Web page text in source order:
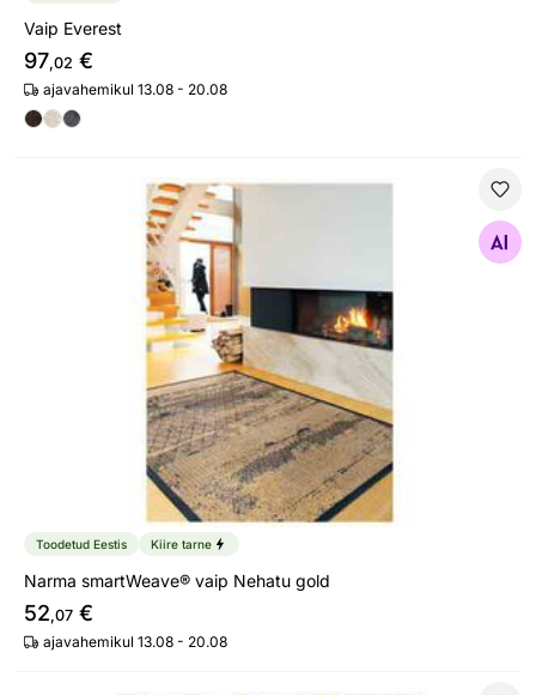
Vaip Everest
97,02 €
ajavahemikul 13.08 - 20.08
Narma smartWeave® vaip Nehatu gold
Toodetud Eestis Kiire tarne
Narma smartWeave® vaip Nehatu gold
52,07 €
ajavahemikul 13.08 - 20.08